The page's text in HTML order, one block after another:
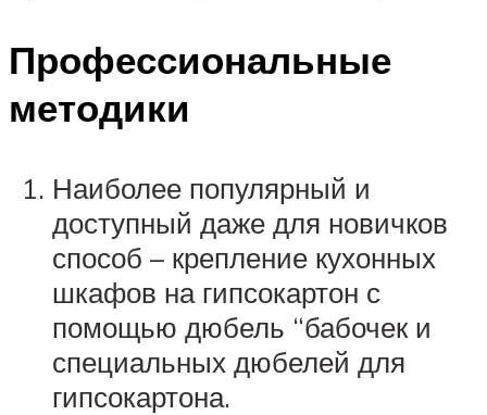
Профессиональные
методики
Наиболее популярный и
доступный даже для новичков
способ – крепление кухонных
шкафов на гипсокартон с
помощью дюбель “бабочек и
специальных дюбелей для
гипсокартона.